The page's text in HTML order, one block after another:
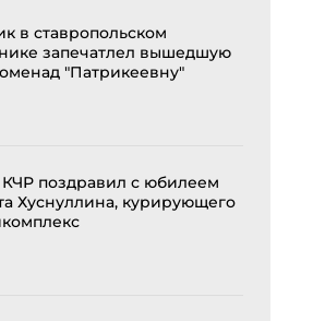
в ставропольском
запечатлел вышедшую
"Патрикеевну"
КЧР поздравил с юбилеем
Хуснуллина, курирующего